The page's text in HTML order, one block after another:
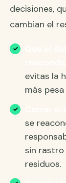
decisiones,
cambian el
evitas la
más
se
sin
residuos.